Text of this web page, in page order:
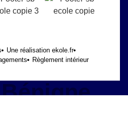
Une réalisation ekole.fr
Règlement intérieur